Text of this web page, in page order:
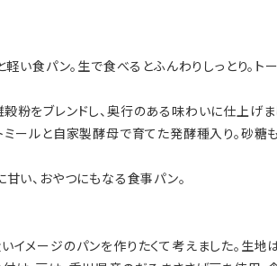
い食パン。生で食べるとふんわりしっとり。ト
粉をブレンドし、奥行のある味わいに仕上げま
ミールと自家製酵母で育てた発酵種入り。砂糖
い、おやつにもなる食事パン。
イメージのパンを作りたくて考えました。生地